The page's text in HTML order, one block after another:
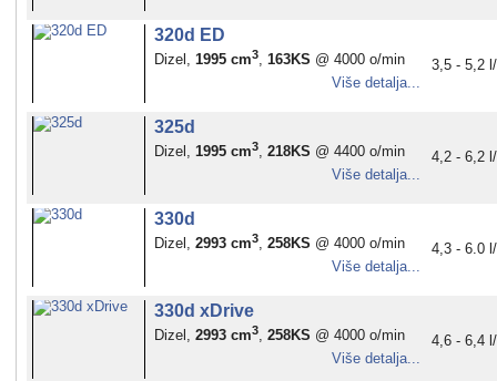
320d ED
Dizel, 1995 cm3, 163KS @ 4000 o/min
Više detalja...
3,5 - 5,2
325d
Dizel, 1995 cm3, 218KS @ 4400 o/min
Više detalja...
4,2 - 6,2
330d
Dizel, 2993 cm3, 258KS @ 4000 o/min
Više detalja...
4,3 - 6.0
330d xDrive
Dizel, 2993 cm3, 258KS @ 4000 o/min
Više detalja...
4,6 - 6,4